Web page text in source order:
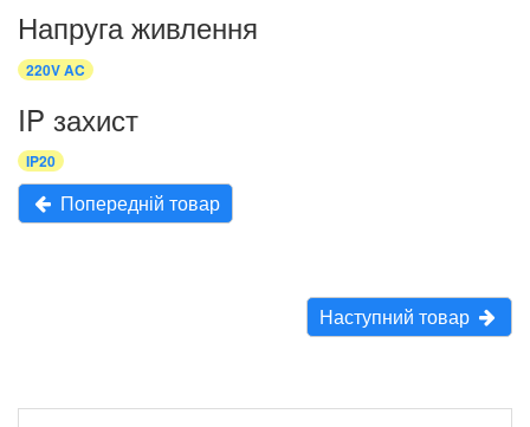
Напруга живлення
220V AC
IP захист
IP20
Попередній товар
Наступний товар